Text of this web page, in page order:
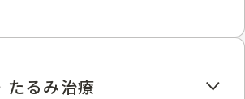
たるみ治療